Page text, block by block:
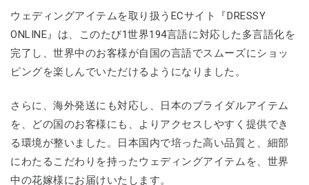
ウェディングアイテムを取り扱うECサイト『DRESSY
ONLINE』は、このたび1世界194言語に対応した多言語化を
完了し、世界中のお客様が自国の言語でスムーズにショッ
ピングを楽しんでいただけるようになりました。
さらに、海外発送にも対応し、日本のブライダルアイテム
を、どの国のお客様にも、よりアクセスしやすく提供でき
る環境が整いました。日本国内で培った高い品質と、細部
にわたるこだわりを持ったウェディングアイテムを、世界
中の花嫁様にお届けいたします。